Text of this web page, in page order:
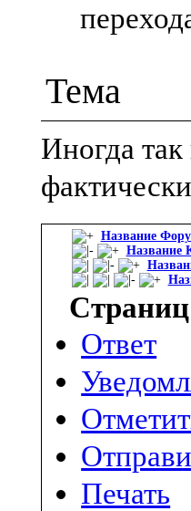
Тема
Иногда
Название
Название
Ответ
Печать